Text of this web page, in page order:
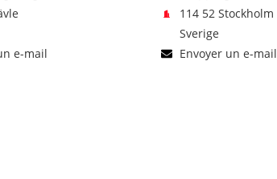
e-mail
114 52 Stockholm
Sverige
Envoyer un e-mail